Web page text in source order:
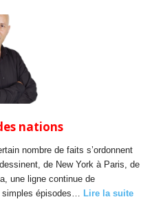
nations
nombre de faits s’ordonnent
de New York à Paris, de
une ligne continue de
simples épisodes…
Lire la suite